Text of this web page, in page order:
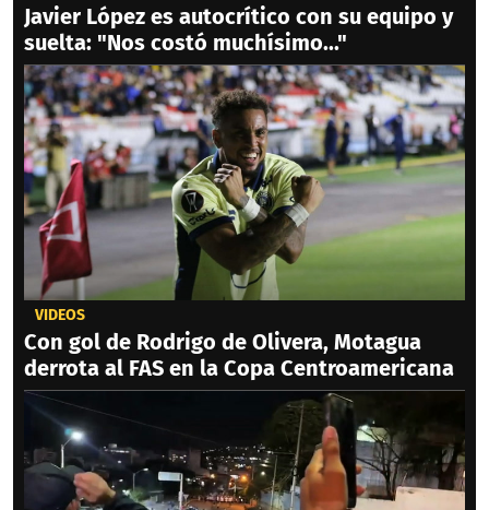
Javier López es autocrítico con su equipo y
suelta: "Nos costó muchísimo..."
VIDEOS
Con gol de Rodrigo de Olivera, Motagua
derrota al FAS en la Copa Centroamericana